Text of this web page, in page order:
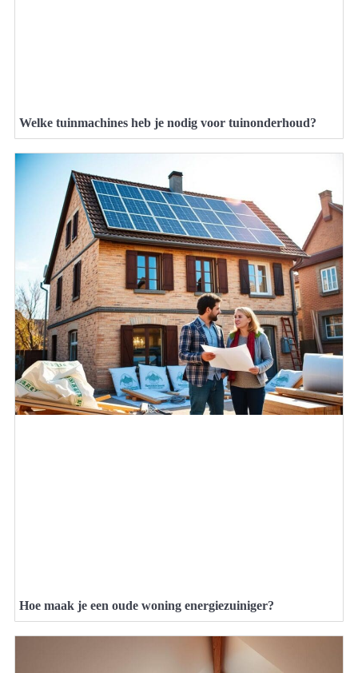
Welke tuinmachines heb je nodig voor tuinonderhoud?
Hoe maak je een oude woning energiezuiniger?